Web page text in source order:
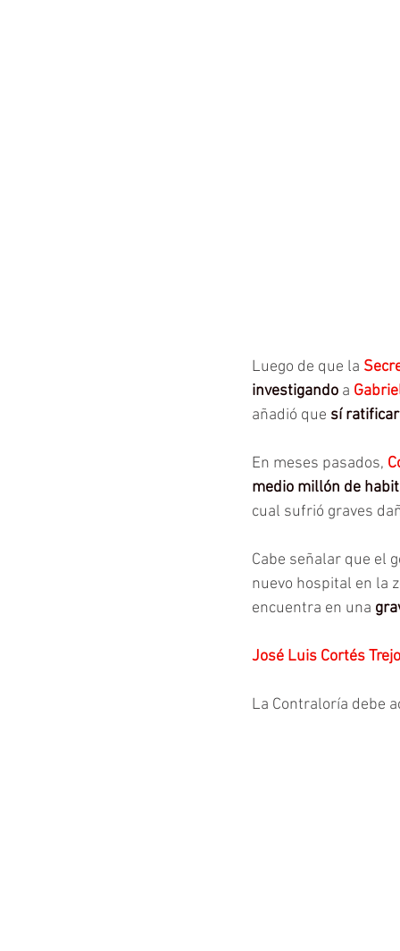
Luego de que la
investigando a
añadió que sí
En meses pasados,
medio millón de
cual sufrió graves
Cabe señalar que el
nuevo hospital en la
encuentra en una
José Luis Cortés Trejo
La Contraloría debe